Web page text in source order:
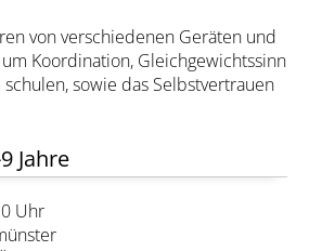
von verschiedenen Geräten und
Koordination, Gleichgewichtssinn
sowie das Selbstvertrauen
Jahre
Uhr